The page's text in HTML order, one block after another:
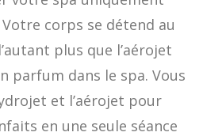
corps se détend au
plus que l’aérojet
parfum dans le spa. Vous
et l’aérojet pour
en une seule séance